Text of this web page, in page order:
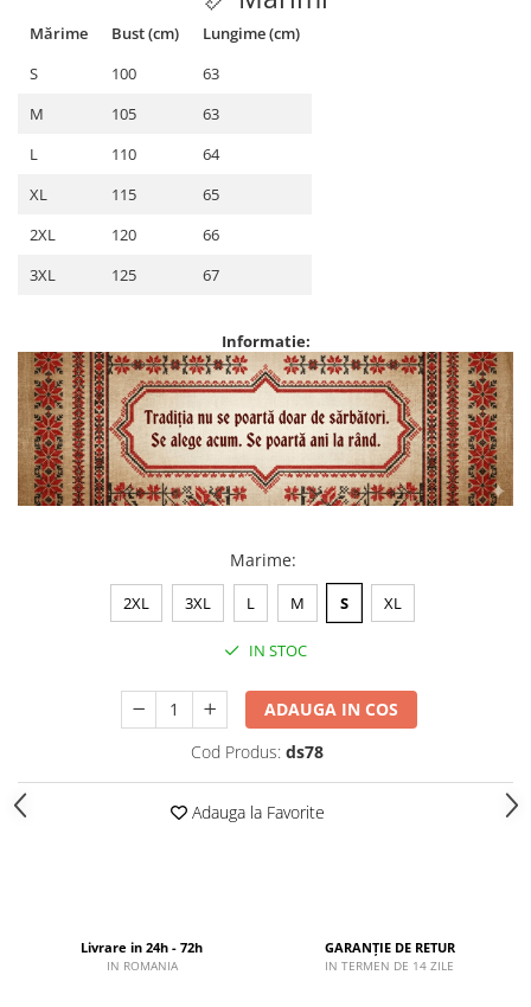
Mărime Bust (cm)
Lungime (cm)
S
100
63
M
105
63
L
110
64
XL
115
65
2XL
120
66
3XL
125 67
Informatie:
Marime:
2XL 3XL L M S XL
IN STOC
ADAUGA IN COS
Cod Produs: ds78
Adauga la Favorite
Livrare in 24h - 72h
IN ROMANIA
GARANȚIE DE RETUR
IN TERMEN DE 14 ZILE